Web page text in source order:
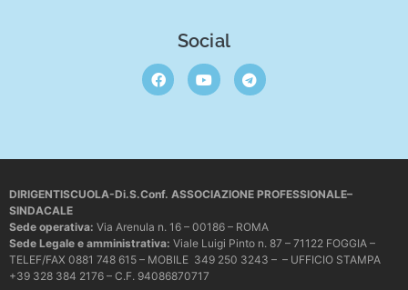
Social
DIRIGENTISCUOLA-Di.S.Conf. ASSOCIAZIONE PROFESSIONALE–
SINDACALE
Sede operativa: Via Arenula n. 16 – 00186 – ROMA
Sede Legale e amministrativa: Viale Luigi Pinto n. 87 – 71122 FOGGIA –
TELEF/FAX 0881 748 615 – MOBILE 349 250 3243 – – UFFICIO STAMPA
+39 328 384 2176 – C.F. 94086870717